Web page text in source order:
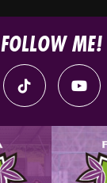
FOLLOW ME!